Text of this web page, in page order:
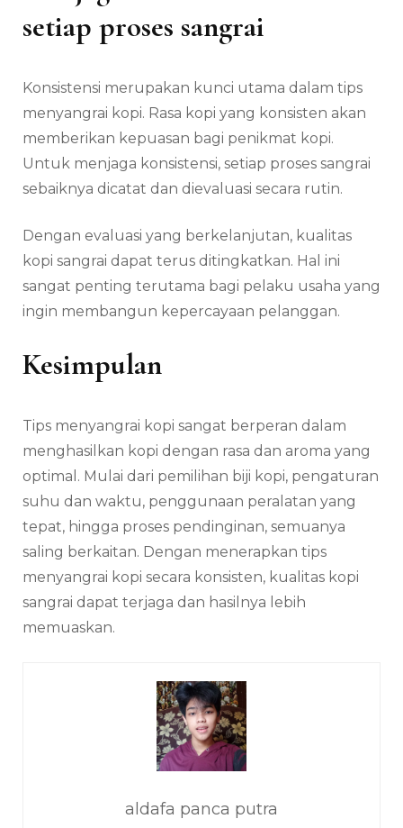
setiap proses sangrai
Konsistensi merupakan kunci utama dalam tips
menyangrai kopi. Rasa kopi yang konsisten akan
memberikan kepuasan bagi penikmat kopi.
Untuk menjaga konsistensi, setiap proses sangrai
sebaiknya dicatat dan dievaluasi secara rutin.
Dengan evaluasi yang berkelanjutan, kualitas
kopi sangrai dapat terus ditingkatkan. Hal ini
sangat penting terutama bagi pelaku usaha yang
ingin membangun kepercayaan pelanggan.
Kesimpulan
Tips menyangrai kopi sangat berperan dalam
menghasilkan kopi dengan rasa dan aroma yang
optimal. Mulai dari pemilihan biji kopi, pengaturan
suhu dan waktu, penggunaan peralatan yang
tepat, hingga proses pendinginan, semuanya
saling berkaitan. Dengan menerapkan tips
menyangrai kopi secara konsisten, kualitas kopi
sangrai dapat terjaga dan hasilnya lebih
memuaskan.
aldafa panca putra